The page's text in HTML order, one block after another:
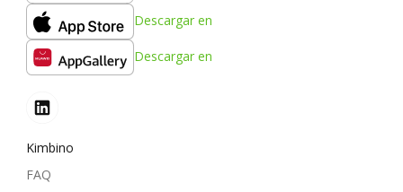
Descargar en
Descargar en
Kimbino
FAQ